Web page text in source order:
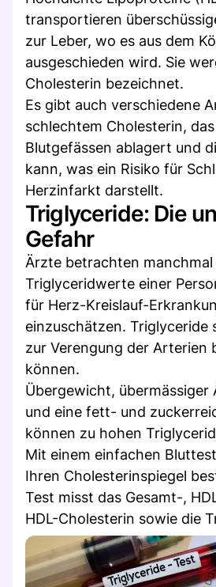
transportieren
zur Leber, wo es aus dem
ausgeschieden wird. Sie
Cholesterin bezeichnet.
Es gibt auch verschiedene
schlechtem Cholesterin,
Blutgefässen ablagert und
kann, was ein Risiko für
Herzinfarkt darstellt.
Triglyceride: Die
Gefahr
Ärzte betrachten manchmal
Triglyceridwerte einer
für Herz-Kreislauf-
einzuschätzen. Triglyceride
zur Verengung der Arterien
können.
Übergewicht, übermässiger
und eine fett- und
können zu hohen
Mit einem einfachen
Ihren Cholesterinspiegel
Test misst das Gesamt-,
HDL-Cholesterin sowie die